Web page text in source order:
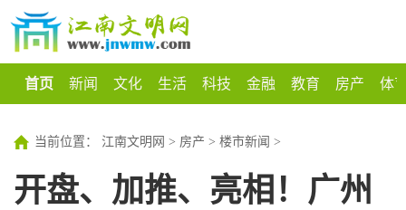
首页 新闻 文化 生活 科技 金融 教育 房产 体
当前位置： 江南文明网 > 房产 > 楼市新闻 >
开盘、加推、亮相！广州